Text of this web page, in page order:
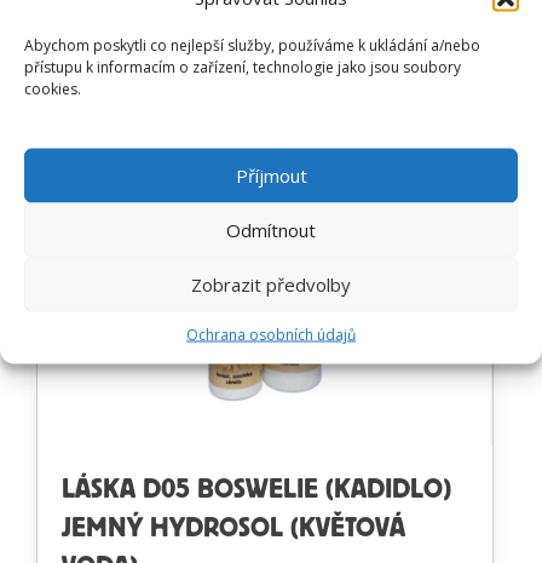
Abychom poskytli co nejlepší služby, používáme k ukládání a/nebo
přístupu k informacím o zařízení, technologie jako jsou soubory
cookies.
Příjmout
Odmítnout
Zobrazit předvolby
Ochrana osobních údajů
LÁSKA D05 BOSWELIE (KADIDLO)
JEMNÝ HYDROSOL (KVĚTOVÁ